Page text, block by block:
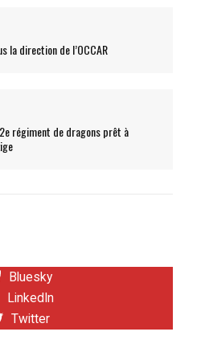
la direction de l’OCCAR
régiment de dragons prêt à
Bluesky
LinkedIn
Twitter